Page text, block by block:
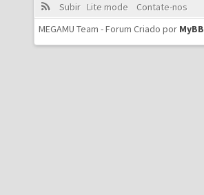
Subir Lite mode
Contate-nos
MEGAMU Team - Forum Criado por MyBB